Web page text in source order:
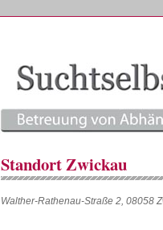
Standort Zwickau
Walther-Rathenau-Straße 2, 08058